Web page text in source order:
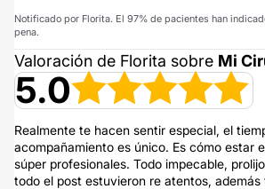
Notificado por Florita. El 97% de pacientes han
pena.
Valoración de Florita sobre Mi
5.0
Realmente te hacen sentir especial, el
acompañamiento es único. Es cómo estar
súper profesionales. Todo impecable,
todo el post estuvieron re atentos,